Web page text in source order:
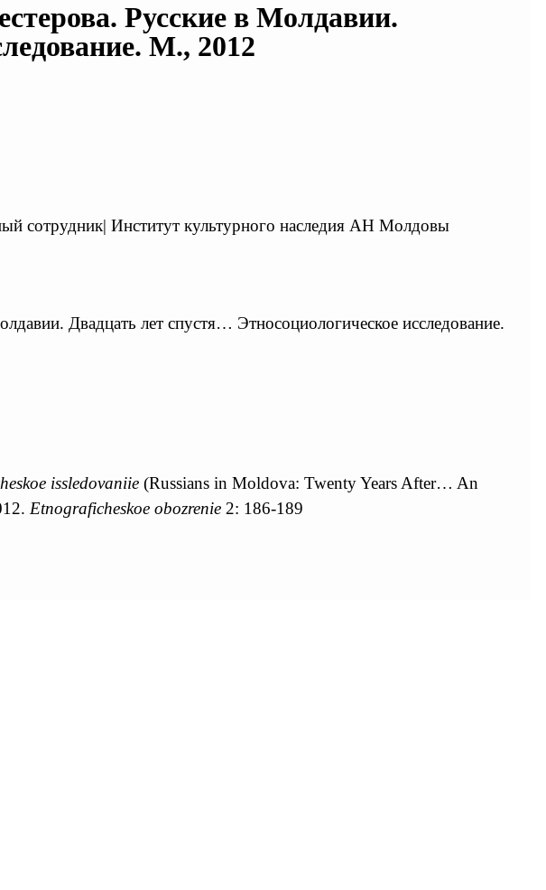
Русские в Молдавии.
М., 2012
сотрудник| Институт культурного наследия АН Молдовы
Двадцать лет спустя… Этносоциологическое исследование.
issledovaniie (Russians in Moldova: Twenty Years After… An
Etnograficheskoe obozrenie 2: 186-189